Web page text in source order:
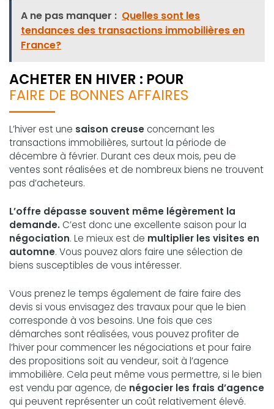
A ne pas manquer : Quelles sont les
tendances des transactions immobilières en
France?
ACHETER EN HIVER : POUR
FAIRE DE BONNES AFFAIRES
L’hiver est une saison creuse concernant les
transactions immobilières, surtout la période de
décembre à février. Durant ces deux mois, peu de
ventes sont réalisées et de nombreux biens ne trouvent
pas d’acheteurs.
L’offre dépasse souvent même légèrement la
demande. C’est donc une excellente saison pour la
négociation. Le mieux est de multiplier les visites en
automne. Vous pouvez alors faire une sélection de
biens susceptibles de vous intéresser.
Vous prenez le temps également de faire faire des
devis si vous envisagez des travaux pour que le bien
corresponde à vos besoins. Une fois que ces
démarches sont réalisées, vous pouvez profiter de
l’hiver pour commencer les négociations et pour faire
des propositions soit au vendeur, soit à l’agence
immobilière. Cela peut même vous permettre, si le bien
est vendu par agence, de négocier les frais d’agence
qui peuvent représenter un coût relativement élevé.